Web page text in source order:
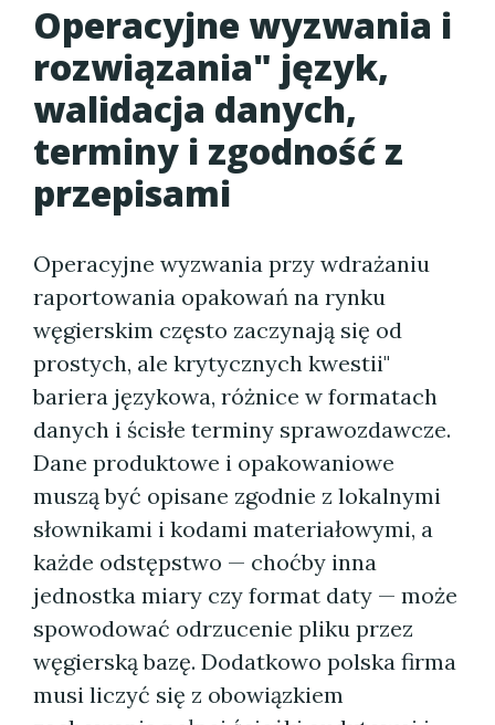
Operacyjne wyzwania i
rozwiązania" język,
walidacja danych,
terminy i zgodność z
przepisami
Operacyjne wyzwania przy wdrażaniu
raportowania opakowań na rynku
węgierskim często zaczynają się od
prostych, ale krytycznych kwestii"
bariera językowa, różnice w formatach
danych i ścisłe terminy sprawozdawcze.
Dane produktowe i opakowaniowe
muszą być opisane zgodnie z lokalnymi
słownikami i kodami materiałowymi, a
każde odstępstwo — choćby inna
jednostka miary czy format daty — może
spowodować odrzucenie pliku przez
węgierską bazę. Dodatkowo polska firma
musi liczyć się z obowiązkiem